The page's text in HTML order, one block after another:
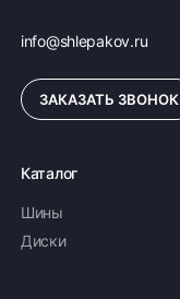
info@shlepakov.ru
ЗАКАЗАТЬ ЗВОНОК
Каталог
Шины
Диски